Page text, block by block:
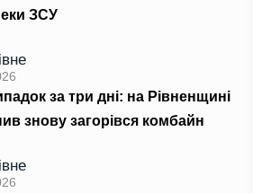
ЗСУ
за три дні: на Рівненщині
знову загорівся комбайн